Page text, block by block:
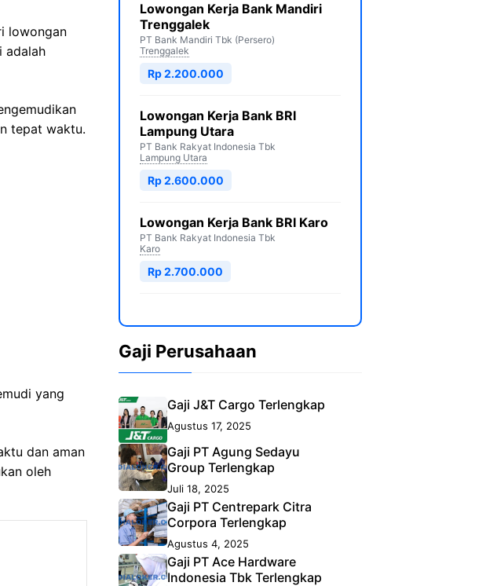
lowongan
adalah
tepat waktu.
yang
dan aman
oleh
Lowongan Kerja Bank Mandiri
Trenggalek
PT Bank Mandiri Tbk (Persero)
Trenggalek
Rp 2.200.000
Lowongan Kerja Bank BRI
Lampung Utara
PT Bank Rakyat Indonesia Tbk
Lampung Utara
Rp 2.600.000
Lowongan Kerja Bank BRI Karo
PT Bank Rakyat Indonesia Tbk
Karo
Rp 2.700.000
Gaji Perusahaan
Gaji J&T Cargo Terlengkap
Agustus 17, 2025
Gaji PT Agung Sedayu
Group Terlengkap
Juli 18, 2025
Gaji PT Centrepark Citra
Corpora Terlengkap
Agustus 4, 2025
Gaji PT Ace Hardware
Indonesia Tbk Terlengkap